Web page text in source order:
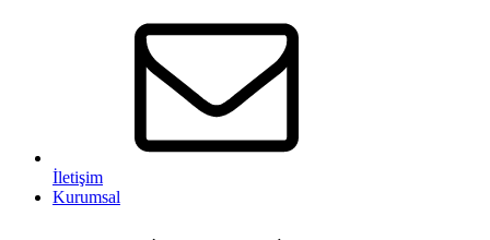
İletişim
Kurumsal